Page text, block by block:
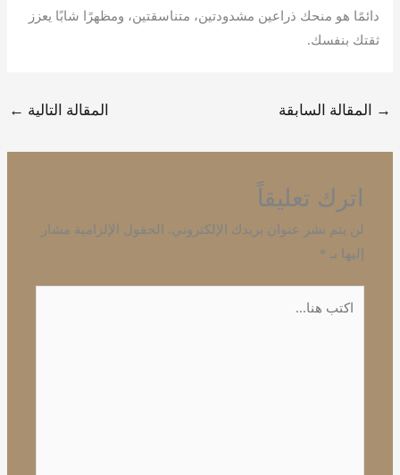
دائمًا هو منحك ذراعين مشدودتين، متناسقتين، ومظهرًا شابًا يعزز
ثقتك بنفسك.
→ المقالة السابقة المقالة التالية ←
اترك تعليقاً
لن يتم نشر عنوان بريدك الإلكتروني.
الحقول الإلزامية مشار
إليها بـ
*